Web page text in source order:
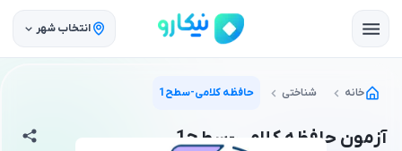
انتخاب شهر
خانه شناختی حافظه کلامی-سطح1
آزمون حافظه کلامی-سطح1